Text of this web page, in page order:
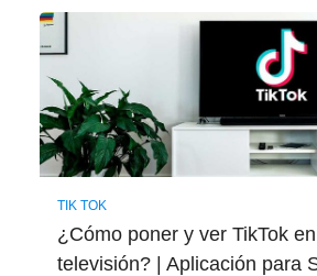
TIK TOK
¿Cómo poner y ver TikTok
televisión? | Aplicación para